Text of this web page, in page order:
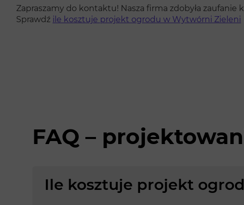
Zapraszamy do kontaktu! Nasza firma zdobyła
Sprawdź ile kosztuje projekt ogrodu w Wytwórni Zieleni
FAQ –
Ile kosztuje projekt